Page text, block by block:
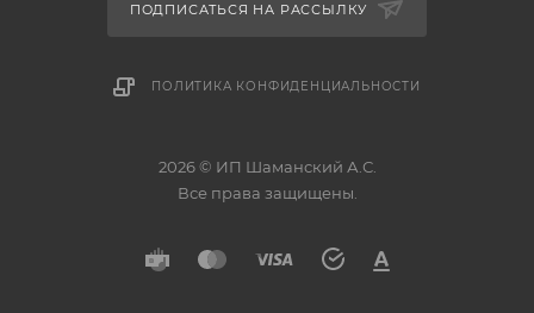
ПОДПИСАТЬСЯ НА РАССЫЛКУ
ПОЛИТИКА КОНФИДЕНЦИАЛЬНОСТИ
2026 © ИП Шаманский А.С.
Все права защищены.